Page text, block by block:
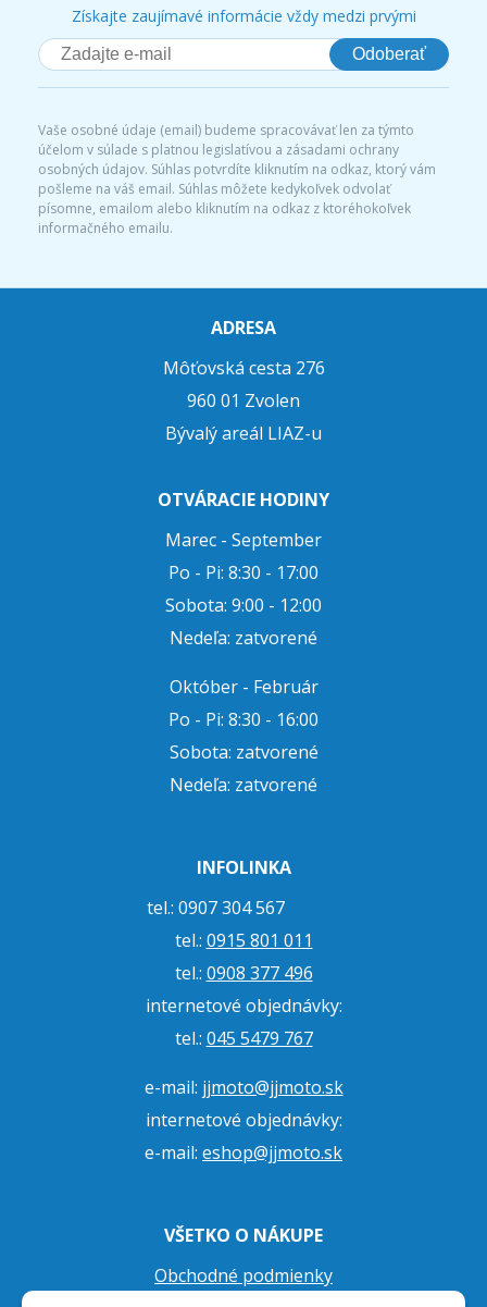
Získajte zaujímavé informácie vždy medzi prvými
Odoberať
Vaše osobné údaje (email) budeme spracovávať len za týmto
účelom v súlade s platnou legislatívou a zásadami ochrany
osobných údajov. Súhlas potvrdíte kliknutím na odkaz, ktorý vám
pošleme na váš email. Súhlas môžete kedykoľvek odvolať
písomne, emailom alebo kliknutím na odkaz z ktoréhokoľvek
informačného emailu.
ADRESA
Môťovská cesta 276
960 01 Zvolen
Bývalý areál LIAZ-u
OTVÁRACIE HODINY
Marec - September
Po - Pi: 8:30 - 17:00
Sobota: 9:00 - 12:00
Nedeľa: zatvorené
Október - Február
Po - Pi: 8:30 - 16:00
Sobota: zatvorené
Nedeľa: zatvorené
INFOLINKA
tel.: 0907 304 567
tel.: 0915 801 011
tel.: 0908 377 496
internetové objednávky:
tel.: 045 5479 767
e-mail: jjmoto@jjmoto.sk
internetové objednávky:
e-mail: eshop@jjmoto.sk
VŠETKO O NÁKUPE
Obchodné podmienky